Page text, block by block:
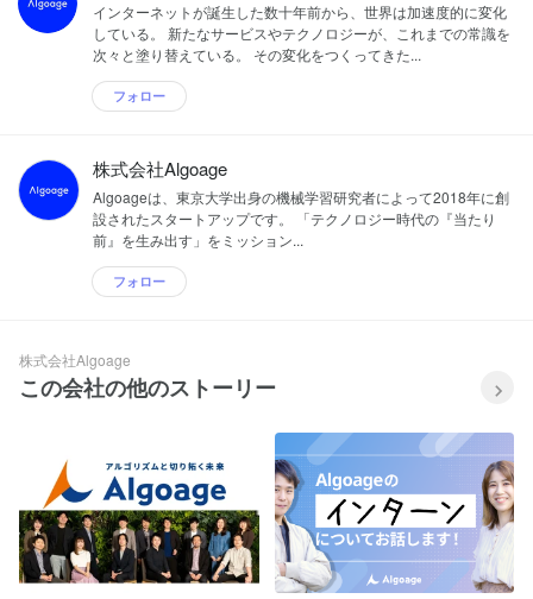
インターネットが誕生した数十年前から、世界は加速度的に変化
している。 新たなサービスやテクノロジーが、これまでの常識を
次々と塗り替えている。 その変化をつくってきた...
フォロー
株式会社Algoage
Algoageは、東京大学出身の機械学習研究者によって2018年に創
設されたスタートアップです。 「テクノロジー時代の『当たり
前』を生み出す」をミッション...
フォロー
株式会社Algoage
この会社の他のストーリー